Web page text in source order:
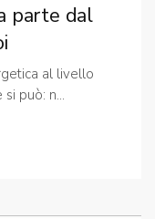
parte dal
al livello
può: n...